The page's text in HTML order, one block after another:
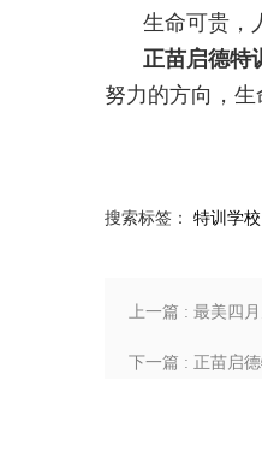
生命可贵，
正苗启德特
努力的方向，生
搜索标签： 特训学校
上一篇 : 最美四
下一篇 : 正苗启